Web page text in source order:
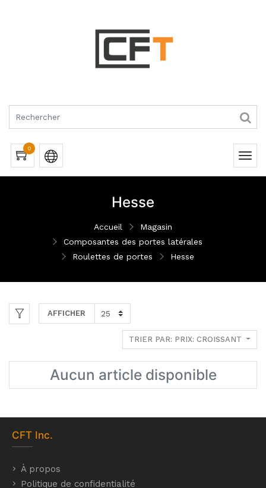
0
Hesse
Accueil
Magasin
Composantes des portes latérales
Roulettes de portes
Hesse
AFFICHER
TRIER PAR: PRIX: CROISSANT
Aucun article disponible
CFT Inc.
À propos
Politique de confidentialité